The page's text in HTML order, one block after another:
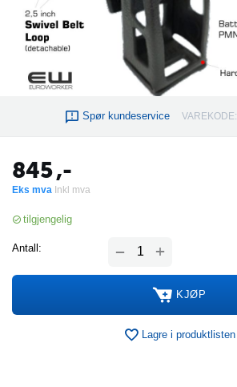
Spør kundeservice VAREKODE:
845,-
Eks mva Inkl mva
tilgjengelig
Antall: +
−
KJØP
Lagre i produktlisten